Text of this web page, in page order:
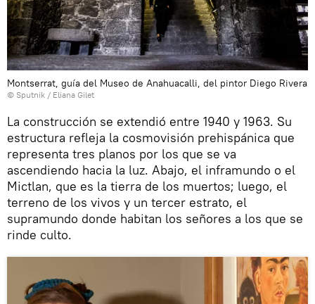
Montserrat, guía del Museo de Anahuacalli, del pintor Diego Rivera
© Sputnik / Eliana Gilet
La construcción se extendió entre 1940 y 1963. Su
estructura refleja la cosmovisión prehispánica que
representa tres planos por los que se va
ascendiendo hacia la luz. Abajo, el inframundo o el
Mictlan, que es la tierra de los muertos; luego, el
terreno de los vivos y un tercer estrato, el
supramundo donde habitan los señores a los que se
rinde culto.